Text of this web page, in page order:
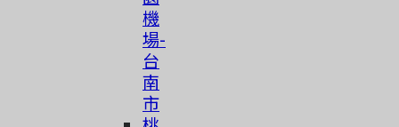
機
場-
台
南
市